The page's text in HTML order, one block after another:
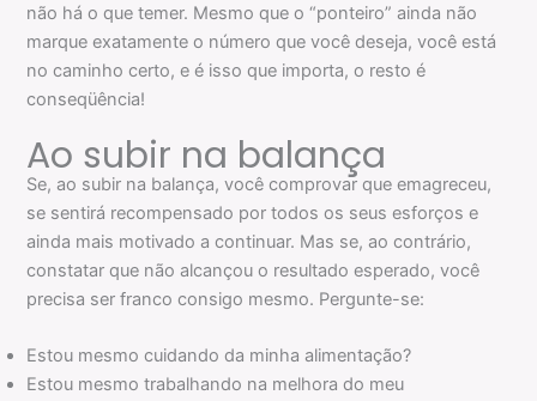
não há o que temer. Mesmo que o “ponteiro” ainda não
marque exatamente o número que você deseja, você está
no caminho certo, e é isso que importa, o resto é
conseqüência!
Ao subir na balança
Se, ao subir na balança, você comprovar que emagreceu,
se sentirá recompensado por todos os seus esforços e
ainda mais motivado a continuar. Mas se, ao contrário,
constatar que não alcançou o resultado esperado, você
precisa ser franco consigo mesmo. Pergunte-se:
Estou mesmo cuidando da minha alimentação?
Estou mesmo trabalhando na melhora do meu